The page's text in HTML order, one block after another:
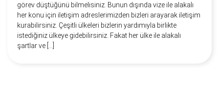
görev düştüğünü bilmelisiniz. Bunun dışında vize ile alakalı
her konu için iletişim adreslerimizden bizleri arayarak iletişim
kurabilirsiniz. Çeşitli ülkeleri bizlerin yardımıyla birlikte
istediğiniz ülkeye gidebilirsiniz. Fakat her ülke ile alakalı
şartlar ve […]